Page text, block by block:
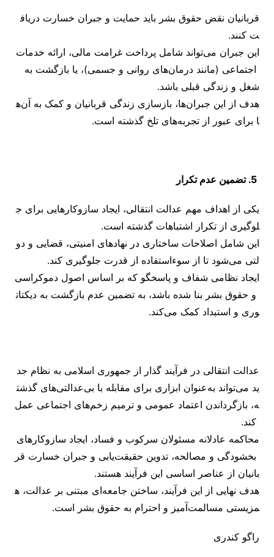
قربانیان نقض حقوق بشر باید حمایت و جبران خسارت دریاف
ت کنند.
این جبران می‌تواند شامل پرداخت غرامت مالی، ارائه خدمات
اجتماعی (مانند درمان‌های روانی و جسمی)، یا بازگشت به
شغل و زندگی قبلی باشد.
هدف از این جبران‌ها، بازسازی زندگی قربانیان و کمک به آن‌ه
ا برای عبور از تجربه‌های تلخ گذشته است.
یکی از اهداف مهم عدالت انتقالی، ایجاد سازوکارهایی برای ج
لوگیری از تکرار اشتباهات گذشته است.
این شامل اصلاحات ساختاری در نهادهای امنیتی، قضایی و دو
لتی می‌شود تا از سوءاستفاده از قدرت جلوگیری کند.
ایجاد نظامی شفاف و پاسخگو که بر اساس اصول دموکراسی
و حقوق بشر بنا شده باشد، به تضمین عدم بازگشت به دیکتات
وری و استبداد کمک می‌کند.
عدالت انتقالی در فرآیند گذار از جمهوری اسلامی به نظام جد
ید می‌تواند به‌عنوان ابزاری برای مقابله با بی‌عدالتی‌های گذشت
ه، بازگرداندن اعتماد عمومی و ترمیم زخم‌های اجتماعی عمل
کند.
محاکمه عادلانه مسئولان سرکوب و فساد، ایجاد سازوکارهای
بخشودگی و مصالحه، تدوین حقیقت‌یابی و جبران خسارت قر
بانیان از عناصر اساسی این فرآیند هستند.
هدف نهایی از این فرآیند، ساختن جامعه‌ای مبتنی بر عدالت، ه
مزیستی مسالمت‌آمیز و احترام به حقوق بشر است.
راگو کندری